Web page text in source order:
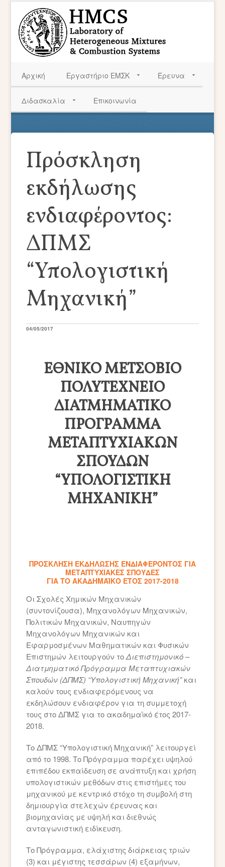
Αρχική Εργαστήριο ΕΜΣΚ Έρευνα
Διδασκαλία Επικοινωνία
Πρόσκληση
εκδήλωσης
ενδιαφέροντος:
ΔΠΜΣ
“Υπολογιστική
Μηχανική”
04/05/2017
ΕΘΝΙΚΟ ΜΕΤΣΟΒΙΟ
ΠΟΛΥΤΕΧΝΕΙΟ
ΔΙΑΤΜΗΜΑΤΙΚΟ
ΠΡΟΓΡΑΜΜΑ
ΜΕΤΑΠΤΥΧΙΑΚΩΝ
ΣΠΟΥΔΩΝ
“ΥΠΟΛΟΓΙΣΤΙΚΗ
ΜΗΧΑΝΙΚΗ”
ΠΡΟΣΚΛΗΣΗ ΕΚΔΗΛΩΣΗΣ ΕΝΔΙΑΦΕΡΟΝΤΟΣ ΓΙΑ
ΜΕΤΑΠΤΥΧΙΑΚΕΣ ΣΠΟΥΔΕΣ
ΓΙΑ ΤΟ ΑΚΑΔΗΜΑΪΚΟ ΕΤΟΣ 2017-2018
Οι Σχολές Χημικών Μηχανικών
(συντονίζουσα), Μηχανολόγων Μηχανικών,
Πολιτικών Μηχανικών, Ναυπηγών
Μηχανολόγων Μηχανικών και
Εφαρμοσμένων Μαθηματικών και Φυσικών
Επιστημών λειτουργούν τοΔιεπιστημονικό –
Διατμηματικό Πρόγραμμα Μεταπτυχιακών
Σπουδών (ΔΠΜΣ) “Υπολογιστική Μηχανική”και
καλούν τους ενδιαφερόμενους να
εκδηλώσουν ενδιαφέρον για τη συμμετοχή
τους στο ΔΠΜΣ για το ακαδημαϊκό έτος 2017-
2018.
Το ΔΠΜΣ “Υπολογιστική Μηχανική” λειτουργεί
από το 1998. Το Πρόγραμμα παρέχει υψηλού
επιπέδου εκπαίδευση σε ανάπτυξη και χρήση
υπολογιστικών μεθόδων στις επιστήμες του
μηχανικού με κεντρικό στόχο τη συμβολή στη
δημιουργία στελεχών έρευνας και
βιομηχανίας με υψηλή και διεθνώς
ανταγωνιστική ειδίκευση.
Το Πρόγραμμα, ελάχιστης διάρκειας τριών
(3) και μέγιστης τεσσάρων (4) εξαμήνων,